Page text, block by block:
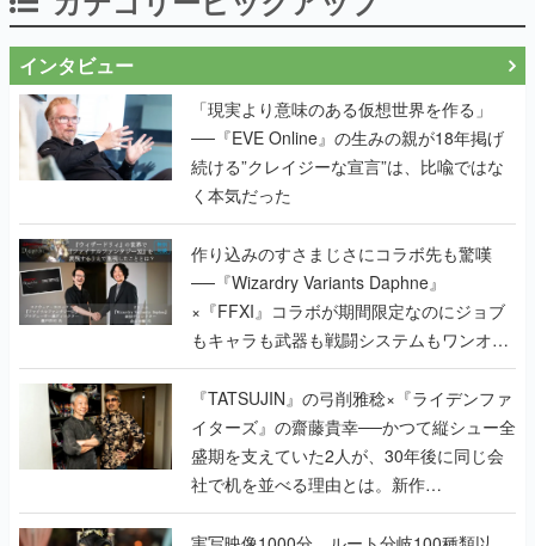
インタビュー
「現実より意味のある仮想世界を作る」
──『EVE Online』の生みの親が18年掲げ
続ける”クレイジーな宣言”は、比喩ではな
く本気だった
作り込みのすさまじさにコラボ先も驚嘆
──『Wizardry Variants Daphne』
×『FFXI』コラボが期間限定なのにジョブ
もキャラも武器も戦闘システムもワンオフ
で作り込まれた理由を両ディレクターに聞
く
『TATSUJIN』の弓削雅稔×『ライデンファ
イターズ』の齋藤貴幸──かつて縦シュー全
盛期を支えていた2人が、30年後に同じ会
社で机を並べる理由とは。新作
『TATSUJIN EXTREME』で初タッグを組
んだレジェンド2人に訊く開発秘話